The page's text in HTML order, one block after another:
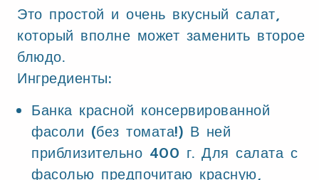
Это простой и очень вкусный салат,
который вполне может заменить второе
блюдо.
Ингредиенты:
Банка красной консервированной
фасоли (без томата!) В ней
приблизительно 400 г. Для салата с
фасолью предпочитаю красную,